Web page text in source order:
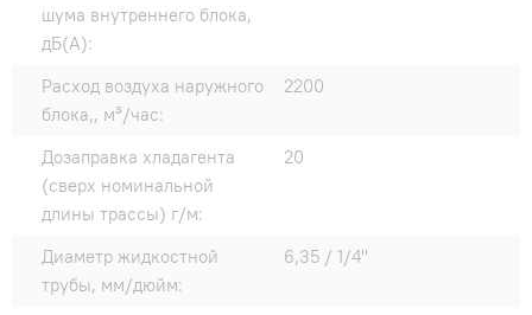
шума внутреннего блока,
дБ(А):
Расход воздуха наружного
блока,, м³/час:
2200
Дозаправка хладагента
(сверх номинальной
длины трассы) г/м:
20
Диаметр жидкостной
трубы, мм/дюйм:
6,35 / 1/4"